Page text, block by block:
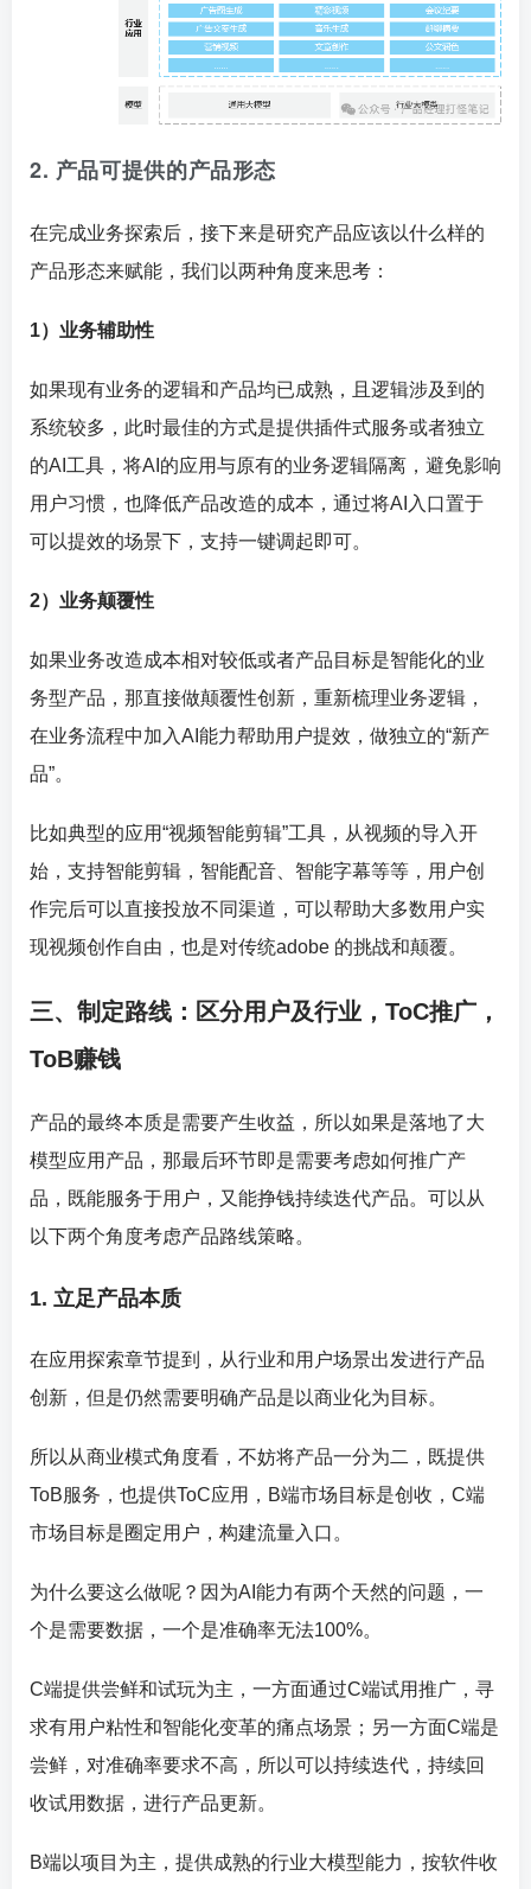
2. 产品可提供的产品形态
在完成业务探索后，接下来是研究产品应该以什么样的
产品形态来赋能，我们以两种角度来思考：
1）业务辅助性
如果现有业务的逻辑和产品均已成熟，且逻辑涉及到的
系统较多，此时最佳的方式是提供插件式服务或者独立
的AI工具，将AI的应用与原有的业务逻辑隔离，避免影响
用户习惯，也降低产品改造的成本，通过将AI入口置于
可以提效的场景下，支持一键调起即可。
2）业务颠覆性
如果业务改造成本相对较低或者产品目标是智能化的业
务型产品，那直接做颠覆性创新，重新梳理业务逻辑，
在业务流程中加入AI能力帮助用户提效，做独立的“新产
品”。
比如典型的应用“视频智能剪辑”工具，从视频的导入开
始，支持智能剪辑，智能配音、智能字幕等等，用户创
作完后可以直接投放不同渠道，可以帮助大多数用户实
现视频创作自由，也是对传统adobe 的挑战和颠覆。
三、制定路线：区分用户及行业，ToC推广，
ToB赚钱
产品的最终本质是需要产生收益，所以如果是落地了大
模型应用产品，那最后环节即是需要考虑如何推广产
品，既能服务于用户，又能挣钱持续迭代产品。可以从
以下两个角度考虑产品路线策略。
1. 立足产品本质
在应用探索章节提到，从行业和用户场景出发进行产品
创新，但是仍然需要明确产品是以商业化为目标。
所以从商业模式角度看，不妨将产品一分为二，既提供
ToB服务，也提供ToC应用，B端市场目标是创收，C端
市场目标是圈定用户，构建流量入口。
为什么要这么做呢？因为AI能力有两个天然的问题，一
个是需要数据，一个是准确率无法100%。
C端提供尝鲜和试玩为主，一方面通过C端试用推广，寻
求有用户粘性和智能化变革的痛点场景；另一方面C端是
尝鲜，对准确率要求不高，所以可以持续迭代，持续回
收试用数据，进行产品更新。
B端以项目为主，提供成熟的行业大模型能力，按软件收